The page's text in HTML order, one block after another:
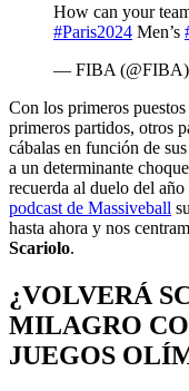
How can your
#Paris2024 Men’s
— FIBA (@FIBA)
Con los primeros
primeros partidos, otros
cábalas en función de
a un determinante
recuerda al duelo del
podcast de Massiveball
hasta ahora y nos
Scariolo.
¿VOLVERÁ
MILAGRO
JUEGOS